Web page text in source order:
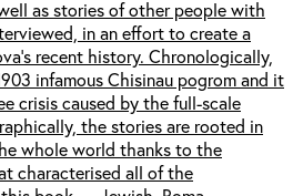
as stories of other people with
in an effort to create a
recent history. Chronologically,
infamous Chisinau pogrom and it
crisis caused by the full-scale
the stories are rooted in
whole world thanks to the
characterised all of the